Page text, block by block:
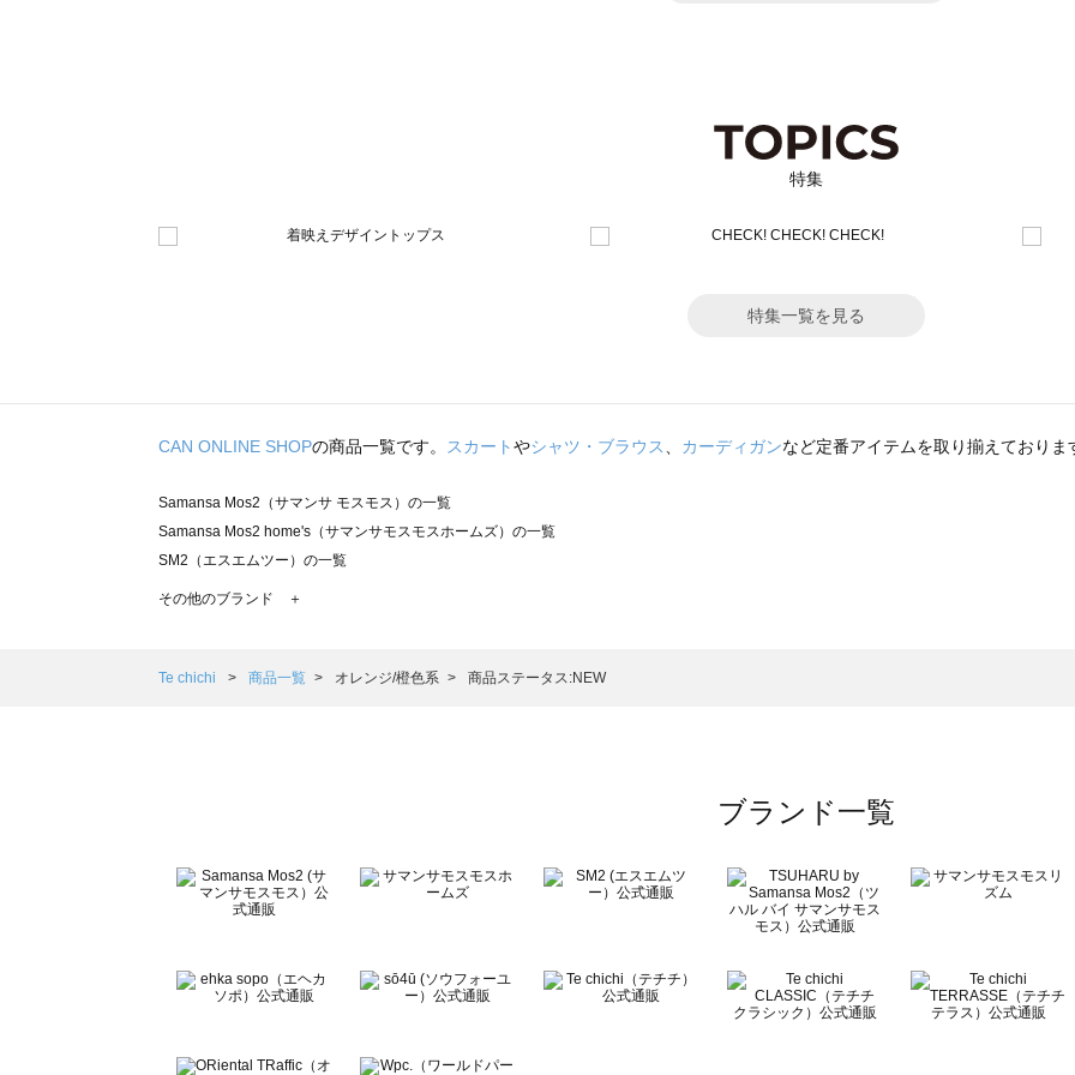
特集
特集一覧を見る
CAN ONLINE SHOPの商品一覧です。 スカートやシャツ・ブラウス、 カーディガンなど定番アイテムを取り揃えておりま
Samansa Mos2（サマンサ モスモス）の一覧
Samansa Mos2 home's（サマンサモスモスホームズ）の一覧
SM2（エスエムツー）の一覧
TSUHARU by Samansa Mos2（ツハルバイサマンサモスモス）の一覧
Samansa Mos2 Lagom（サマンサモスモス ラーゴム）の一覧
BETTY'S BLUE（べティーズブルー）の一覧
Wpc.（ワールドパーティー）の一覧
その他のブランド ＋
Te chichi 商品一覧 オレンジ/橙色系 商品ステータス:NEW
ブランド一覧